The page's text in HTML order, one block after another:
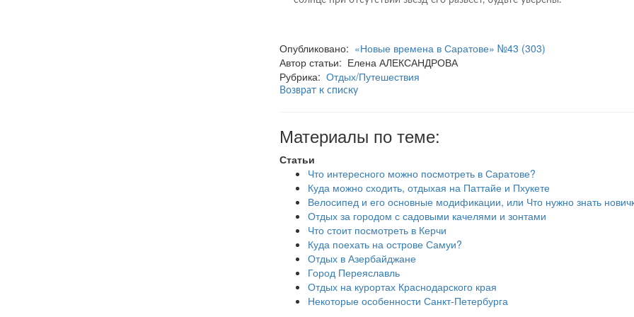
Опубликовано: «Новые времена в Саратове» №43 (303)
Автор статьи: Елена АЛЕКСАНДРОВА
Рубрика: Отдых/Путешествия
Возврат к списку
Материалы по теме:
Статьи
Что интересного можно посмотреть в Саратове?
Куда можно сходить, отдыхая на Паттайе и Пхукете
Велосипед и его основные модификации, или Что нужно знать
Отдых за городом с садовыми качелями и зонтами
Что стоит посмотреть в Керчи
Куда поехать на острове Самуи?
Отдых в Азербайджане
Город Переяславль
Отдых на курортах Краснодарского края
Некоторые особенности Санкт-Петербурга